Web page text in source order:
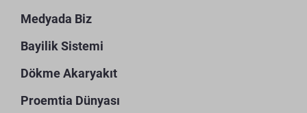
Medyada Biz
Bayilik Sistemi
Dökme Akaryakıt
Proemtia Dünyası